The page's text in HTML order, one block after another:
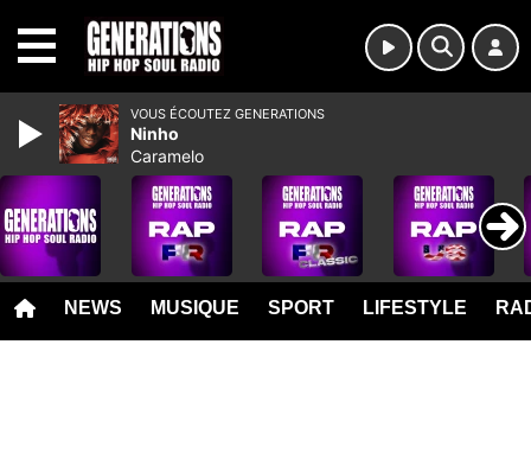
NEWS MUSIQUE SPORT LIFESTYLE
VOUS ÉCOUTEZ GENERATIONS
Ninho
Caramelo